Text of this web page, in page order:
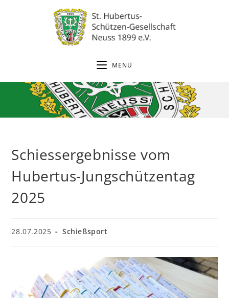
MENÜ
Schiessergebnisse vom
Hubertus-Jungschützentag
2025
Beitrag
28.07.2025
Beitrags-
Schießsport